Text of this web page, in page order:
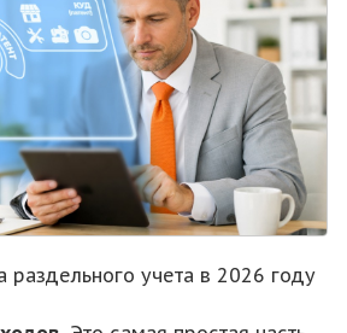
раздельного учета в 2026 году